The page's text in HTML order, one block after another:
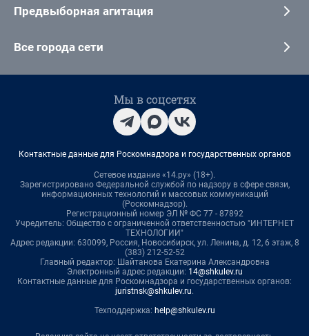
Предвыборная агитация
Все города сети
Мы в соцсетях
Контактные данные для Роскомнадзора и государственных органов
Сетевое издание «14.ру» (18+).
Зарегистрировано Федеральной службой по надзору в сфере связи,
информационных технологий и массовых коммуникаций
(Роскомнадзор).
Регистрационный номер ЭЛ № ФС 77 - 87892
Учредитель: Общество с ограниченной ответственностью "ИНТЕРНЕТ
ТЕХНОЛОГИИ"
Адрес редакции: 630099, Россия, Новосибирск, ул. Ленина, д. 12, 6 этаж, 8
(383) 212-52-52
Главный редактор: Шайтанова Екатерина Александровна
Электронный адрес редакции: 14@shkulev.ru
Контактные данные для Роскомнадзора и государственных органов:
juristnsk@shkulev.ru.
Техподдержка: help@shkulev.ru